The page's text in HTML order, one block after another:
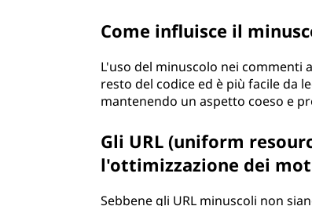
Come influisce il
L'uso del minuscolo nei commenti
resto del codice ed è più facile da
mantenendo un aspetto coeso e
Gli URL (uniform
l'ottimizzazione dei
Sebbene gli URL minuscoli non